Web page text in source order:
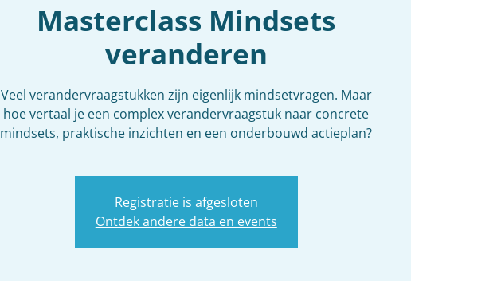
Masterclass Mindsets
veranderen
Veel verandervraagstukken zijn eigenlijk mindsetvragen. Maar
hoe vertaal je een complex verandervraagstuk naar concrete
mindsets, praktische inzichten en een onderbouwd actieplan?
Registratie is afgesloten
Ontdek andere data en events